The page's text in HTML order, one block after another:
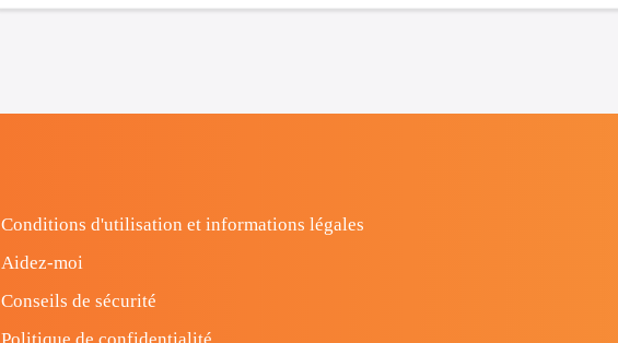
Conditions d'utilisation et informations légales
Aidez-moi
Conseils de sécurité